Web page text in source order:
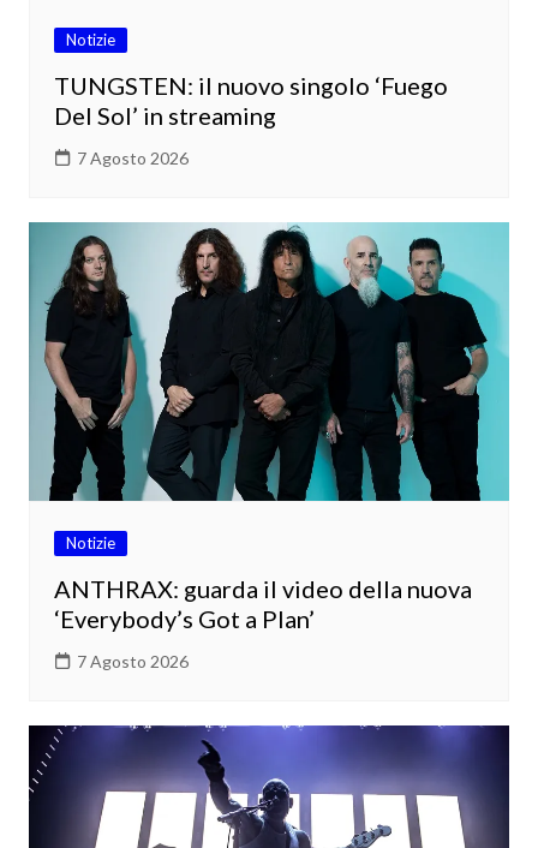
Notizie
TUNGSTEN: il nuovo singolo ‘Fuego
Del Sol’ in streaming
7 Agosto 2026
Notizie
ANTHRAX: guarda il video della nuova
‘Everybody’s Got a Plan’
7 Agosto 2026